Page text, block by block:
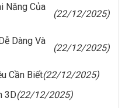
Năng Của
(22/12/2025)
Dàng Và
(22/12/2025)
Cần Biết(22/12/2025)
3D(22/12/2025)